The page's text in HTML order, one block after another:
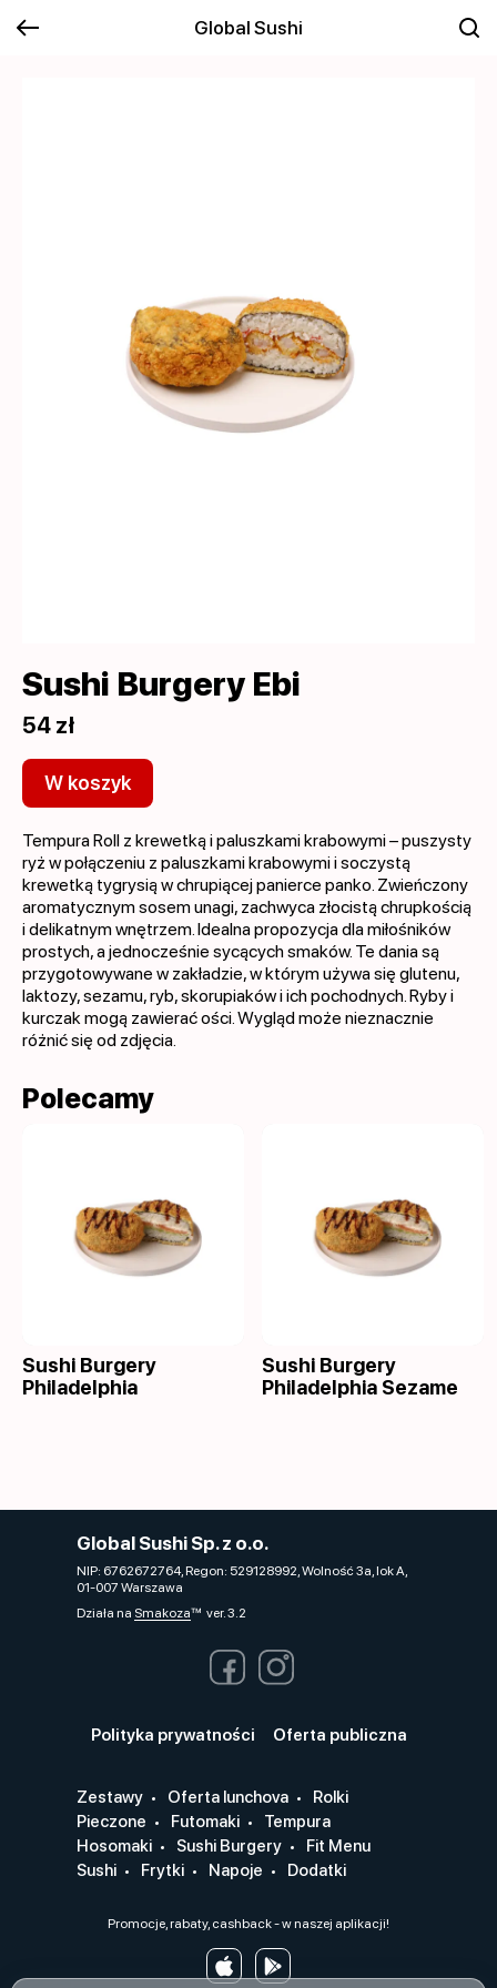
Global Sushi
Sushi Burgery Ebi
54 zł
W koszyk
Tempura Roll z krewetką i paluszkami krabowymi – puszysty
ryż w połączeniu z paluszkami krabowymi i soczystą
krewetką tygrysią w chrupiącej panierce panko. Zwieńczony
aromatycznym sosem unagi, zachwyca złocistą chrupkością
i delikatnym wnętrzem. Idealna propozycja dla miłośników
prostych, a jednocześnie sycących smaków. Te dania są
przygotowywane w zakładzie, w którym używa się glutenu,
laktozy, sezamu, ryb, skorupiaków i ich pochodnych. Ryby i
kurczak mogą zawierać ości. Wygląd może nieznacznie
różnić się od zdjęcia.
Polecamy
Sushi Burgery
Philadelphia
Sushi Burgery
Philadelphia Sezame
Global Sushi Sp. z o.o.
NIP: 6762672764, Regon: 529128992, Wolność 3a, lok A,
01-007 Warszawa
Działa na Smakozaver. 3.2
Polityka prywatności Oferta publiczna
Zestawy Oferta lunchova
Rolki
Pieczone
Futomaki
Tempura
Hosomaki
Sushi Burgery
Fit Menu
Sushi
Frytki Napoje Dodatki
Promocje, rabaty, cashback - w naszej aplikacji!